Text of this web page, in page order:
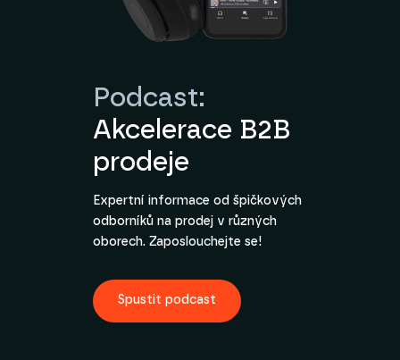
Podcast:
Akcelerace B2B
prodeje
Expertní informace od špičkových
odborníků na prodej v různých
oborech. Zaposlouchejte se!
Spustit podcast